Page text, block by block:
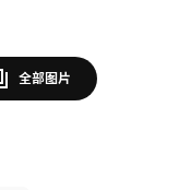
全部图片